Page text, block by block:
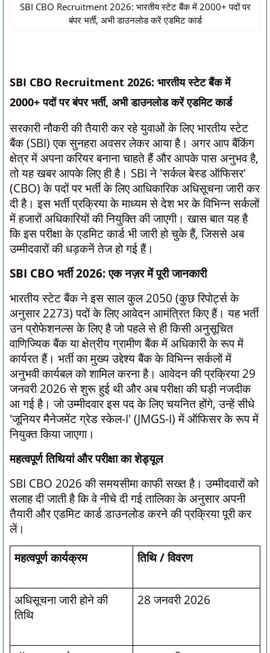
SBI CBO Recruitment 2026: भारतीय स्टेट बैंक में 2000+ पदों पर
बंपर भर्ती, अभी डाउनलोड करें एडमिट कार्ड
SBI CBO Recruitment 2026: भारतीय स्टेट बैंक में
2000+ पदों पर बंपर भर्ती, अभी डाउनलोड करें एडमिट कार्ड
सरकारी नौकरी की तैयारी कर रहे युवाओं के लिए भारतीय स्टेट
बैंक (SBI) एक सुनहरा अवसर लेकर आया है। अगर आप बैंकिंग
क्षेत्र में अपना करियर बनाना चाहते हैं और आपके पास अनुभव है,
तो यह खबर आपके लिए ही है। SBI ने 'सर्कल बेस्ड ऑफिसर'
(CBO) के पदों पर भर्ती के लिए आधिकारिक अधिसूचना जारी कर
दी है। इस भर्ती प्रक्रिया के माध्यम से देश भर के विभिन्न सर्कलों
में हजारों अधिकारियों की नियुक्ति की जाएगी। खास बात यह है
कि इस परीक्षा के एडमिट कार्ड भी जारी हो चुके हैं, जिससे अब
उम्मीदवारों की धड़कनें तेज हो गई हैं।
SBI CBO भर्ती 2026: एक नज़र में पूरी जानकारी
भारतीय स्टेट बैंक ने इस साल कुल 2050 (कुछ रिपोर्ट्स के
अनुसार 2273) पदों के लिए आवेदन आमंत्रित किए हैं। यह भर्ती
उन प्रोफेशनल्स के लिए है जो पहले से ही किसी अनुसूचित
वाणिज्यिक बैंक या क्षेत्रीय ग्रामीण बैंक में अधिकारी के रूप में
कार्यरत हैं। भर्ती का मुख्य उद्देश्य बैंक के विभिन्न सर्कलों में
अनुभवी कार्यबल को शामिल करना है। आवेदन की प्रक्रिया 29
जनवरी 2026 से शुरू हुई थी और अब परीक्षा की घड़ी नजदीक
आ गई है। जो उम्मीदवार इस पद के लिए चयनित होंगे, उन्हें सीधे
'जूनियर मैनेजमेंट ग्रेड स्केल-I' (JMGS-I) में ऑफिसर के रूप में
नियुक्त किया जाएगा।
महत्वपूर्ण तिथियां और परीक्षा का शेड्यूल
SBI CBO 2026 की समयसीमा काफी सख्त है। उम्मीदवारों को
सलाह दी जाती है कि वे नीचे दी गई तालिका के अनुसार अपनी
तैयारी और एडमिट कार्ड डाउनलोड करने की प्रक्रिया पूरी कर
लें।
महत्वपूर्ण कार्यक्रम
तिथि / विवरण
अधिसूचना जारी होने की
तिथि
28 जनवरी 2026